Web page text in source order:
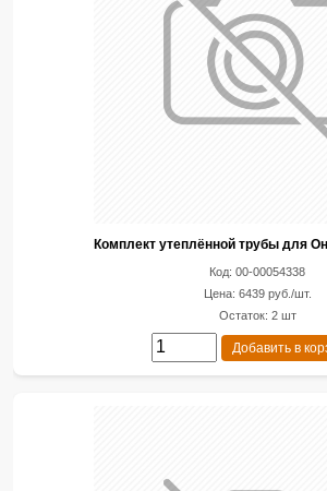
Комплект утеплённой трубы для
Код: 00-00054338
Цена: 6439 руб./шт.
Остаток: 2 шт
Добавить в